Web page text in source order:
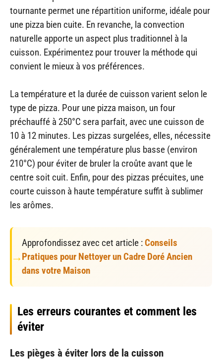
tournante permet une répartition uniforme, idéale pour
une pizza bien cuite. En revanche, la convection
naturelle apporte un aspect plus traditionnel à la
cuisson. Expérimentez pour trouver la méthode qui
convient le mieux à vos préférences.
La température et la durée de cuisson varient selon le
type de pizza. Pour une pizza maison, un four
préchauffé à 250°C sera parfait, avec une cuisson de
10 à 12 minutes. Les pizzas surgelées, elles, nécessite
généralement une température plus basse (environ
210°C) pour éviter de bruler la croûte avant que le
centre soit cuit. Enfin, pour des pizzas précuites, une
courte cuisson à haute température suffit à sublimer
les arômes.
Approfondissez avec cet article :Conseils
Pratiques pour Nettoyer un Cadre Doré Ancien
dans votre Maison
Les erreurs courantes et comment les
éviter
Les pièges à éviter lors de la cuisson